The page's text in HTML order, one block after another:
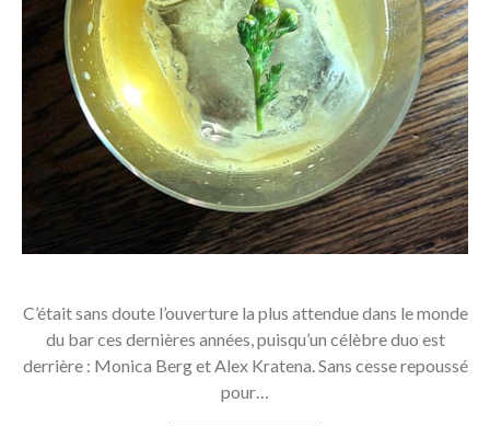
C’était sans doute l’ouverture la plus attendue dans le monde
du bar ces dernières années, puisqu’un célèbre duo est
derrière : Monica Berg et Alex Kratena. Sans cesse repoussé
pour…